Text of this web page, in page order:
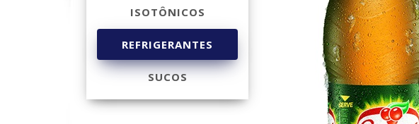
ISOTÔNICOS
REFRIGERANTES
SUCOS